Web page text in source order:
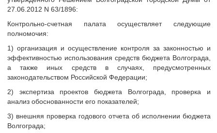
27.06.2012 N 63/1896:
Контрольно-счетная палата осуществляет следующие
полномочия:
1) организация и осуществление контроля за законностью и
эффективностью использования средств бюджета Волгограда,
а также иных средств в случаях, предусмотренных
законодательством Российской Федерации;
2) экспертиза проектов бюджета Волгограда, проверка и
анализ обоснованности его показателей;
3) внешняя проверка годового отчета об исполнении бюджета
Волгограда;